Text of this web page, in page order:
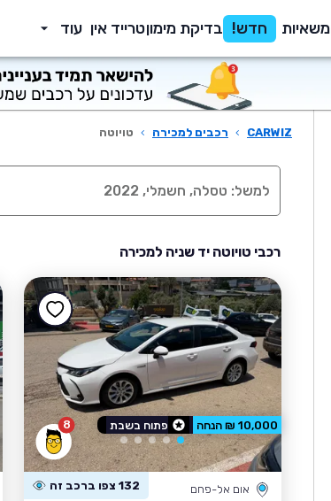
משאיות חדש! בדיקת מימוןטרייד אין עוד
CARWIZ
› רכבים למכירה › טויוטה
רכבי טויוטה יד שניה למכירה
8
אום אל-פחם 132 צפו ברכב זה
10,000 ₪ הנחה פתוח בשבת